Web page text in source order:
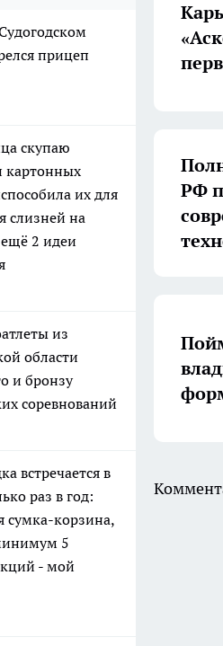
прицеп
скупаю
картонных
их для
слизней на
2 идеи
из
области
и бронзу
соревнований
встречается в
раз в год:
сумка-корзина,
5
- мой
РФ